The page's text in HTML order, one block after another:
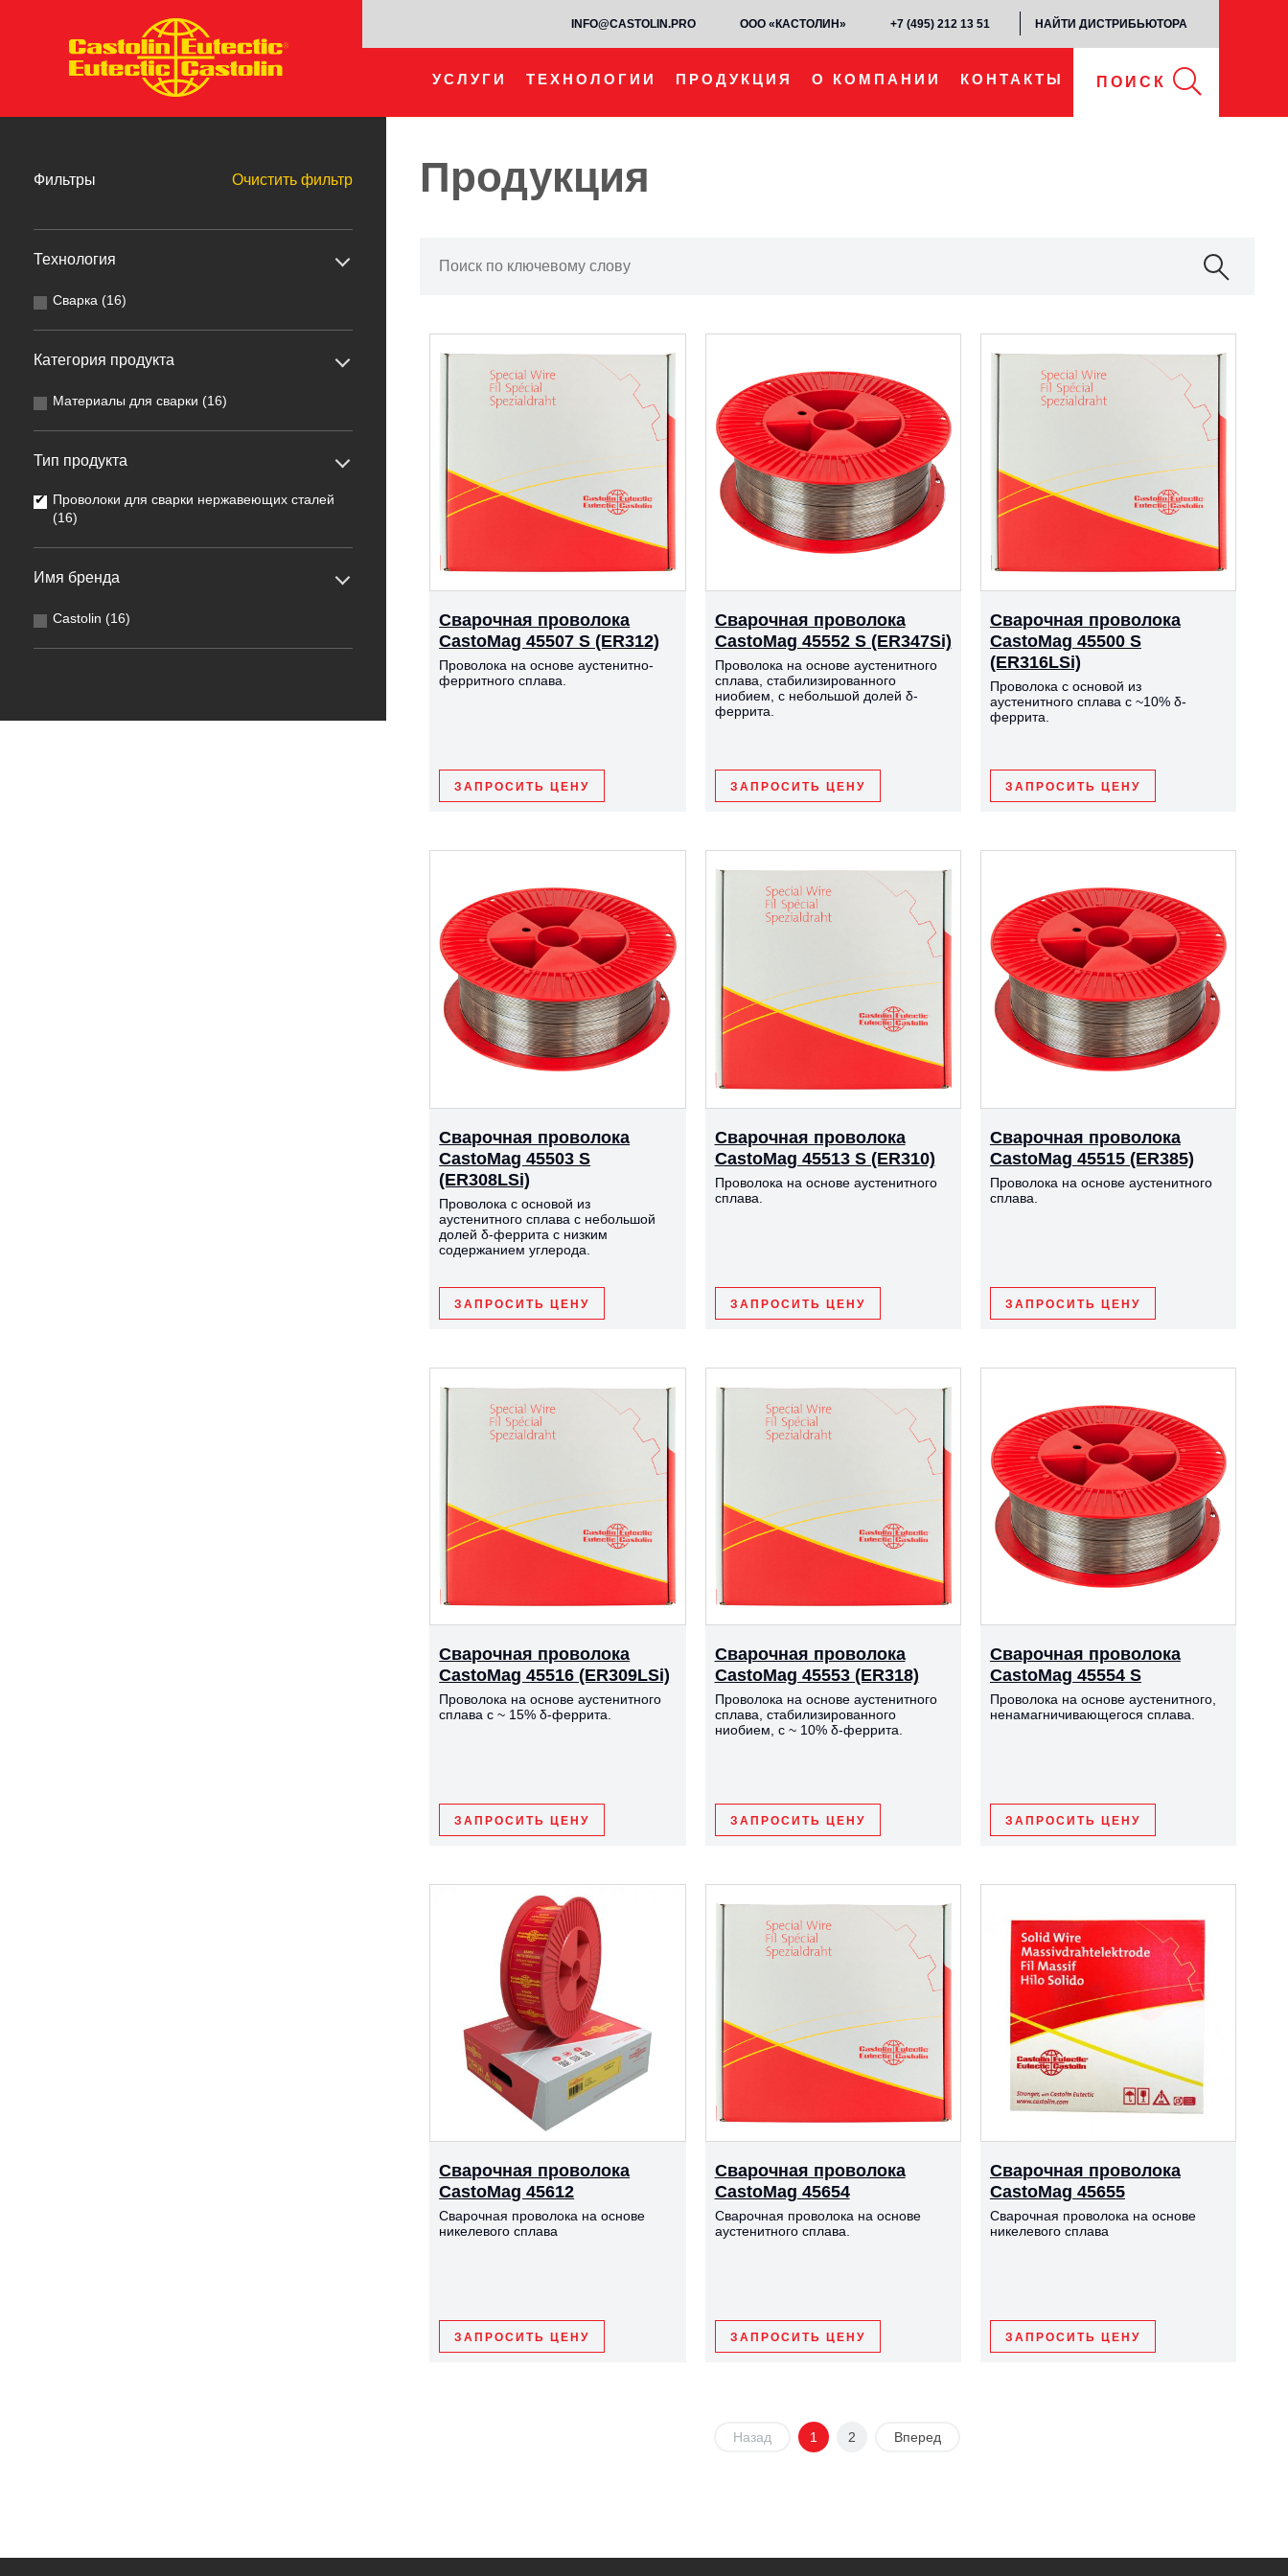
НАЙТИ ДИСТРИБЬЮТОРА
+7 (495) 212 13 51​
ООО «КАСТОЛИН»
INFO@CASTOLIN.PRO
ПОИСК
КОНТАКТЫ
О КОМПАНИИ
ПРОДУКЦИЯ
ТЕХНОЛОГИИ
УСЛУГИ
Фильтры Очистить фильтр
Технология
Сварка (16)
Категория продукта
Материалы для сварки (16)
Тип продукта
Проволоки для сварки нержавеющих сталей
(16)
Имя бренда
Castolin (16)
Продукция
Сварочная проволока
CastoMag 45507 S (ER312)
Проволока на основе аустенитно-
ферритного сплава.
ЗАПРОСИТЬ ЦЕНУ
Сварочная проволока
CastoMag 45552 S (ER347Si)
Проволока на основе аустенитного
сплава, стабилизированного
ниобием, с небольшой долей δ-
феррита.
ЗАПРОСИТЬ ЦЕНУ
Сварочная проволока
CastoMag 45500 S
(ER316LSi)
Проволока с основой из
аустенитного сплава с ~10% δ-
феррита.
ЗАПРОСИТЬ ЦЕНУ
Сварочная проволока
CastoMag 45503 S
(ER308LSi)
Проволока с основой из
аустенитного сплава с небольшой
долей δ-феррита с низким
содержанием углерода.
ЗАПРОСИТЬ ЦЕНУ
Сварочная проволока
CastoMag 45513 S (ER310)
Проволока на основе аустенитного
сплава.
ЗАПРОСИТЬ ЦЕНУ
Сварочная проволока
CastoMag 45515 (ER385)
Проволока на основе аустенитного
сплава.
ЗАПРОСИТЬ ЦЕНУ
Сварочная проволока
CastoMag 45516 (ER309LSi)
Проволока на основе аустенитного
сплава с ~ 15% δ-феррита.
ЗАПРОСИТЬ ЦЕНУ
Сварочная проволока
CastoMag 45553 (ER318)
Проволока на основе аустенитного
сплава, стабилизированного
ниобием, с ~ 10% δ-феррита.
ЗАПРОСИТЬ ЦЕНУ
Сварочная проволока
CastoMag 45554 S
Проволока на основе аустенитного,
ненамагничивающегося сплава.
ЗАПРОСИТЬ ЦЕНУ
Сварочная проволока
CastoMag 45612
Сварочная проволока на основе
никелевого сплава
ЗАПРОСИТЬ ЦЕНУ
Сварочная проволока
CastoMag 45654
Сварочная проволока на основе
аустенитного сплава.
ЗАПРОСИТЬ ЦЕНУ
Сварочная проволока
CastoMag 45655
Сварочная проволока на основе
никелевого сплава
ЗАПРОСИТЬ ЦЕНУ
Назад 1 2 Вперед